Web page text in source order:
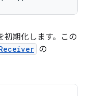
初期化します。この
の